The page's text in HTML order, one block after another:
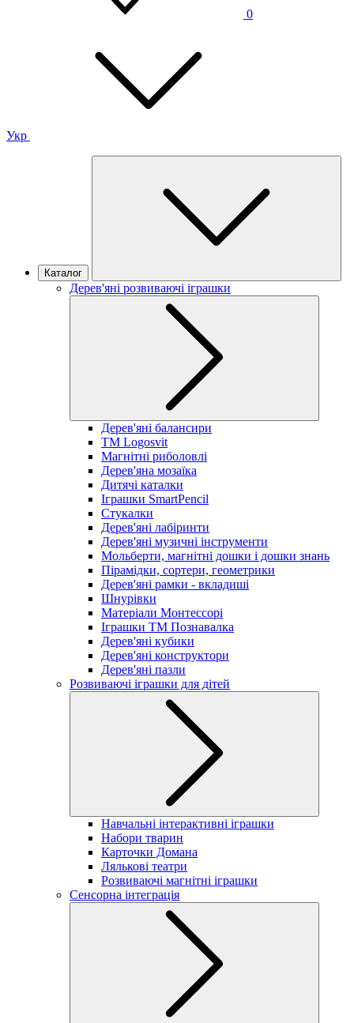
0
Укр
Каталог
Дерев'яні розвиваючі іграшки
Дерев'яні балансири
TM Logosvit
Магнітні риболовлі
Дерев'яна мозаїка
Дитячі каталки
Іграшки SmartPencil
Стукалки
Дерев'яні лабіринти
Дерев'яні музичні інструменти
Мольберти, магнітні дошки і дошки знань
Пірамідки, сортери, геометрики
Дерев'яні рамки - вкладиші
Шнурівки
Матеріали Монтессорі
Іграшки ТМ Познавалка
Дерев'яні кубики
Дерев'яні конструктори
Дерев'яні пазли
Розвиваючі іграшки для дітей
Навчальні інтерактивні іграшки
Набори тварин
Карточки Домана
Лялькові театри
Розвиваючі магнітні іграшки
Сенсорна інтеграція